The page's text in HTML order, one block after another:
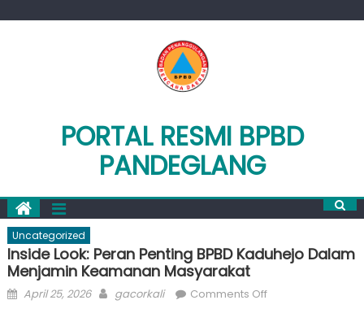
PORTAL RESMI BPBD
PANDEGLANG
Uncategorized
Inside Look: Peran Penting BPBD Kaduhejo Dalam
Menjamin Keamanan Masyarakat
Posted
April 25, 2026 Author
gacorkali Comments Offon